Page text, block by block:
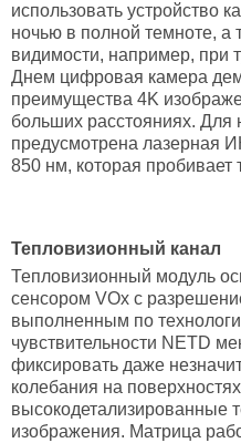
использовать устройство
ночью в полной темноте, а
видимости, например, при
Днем цифровая камера
преимущества 4K
больших расстояниях.
предусмотрена лазерная
850 нм, которая пробивает
Тепловизионный канал
Тепловизионный модуль
сенсором VOx с
выполненным по
чувствительности NETD
фиксировать даже
колебания на
высокодетализированные
изображения. Матрица